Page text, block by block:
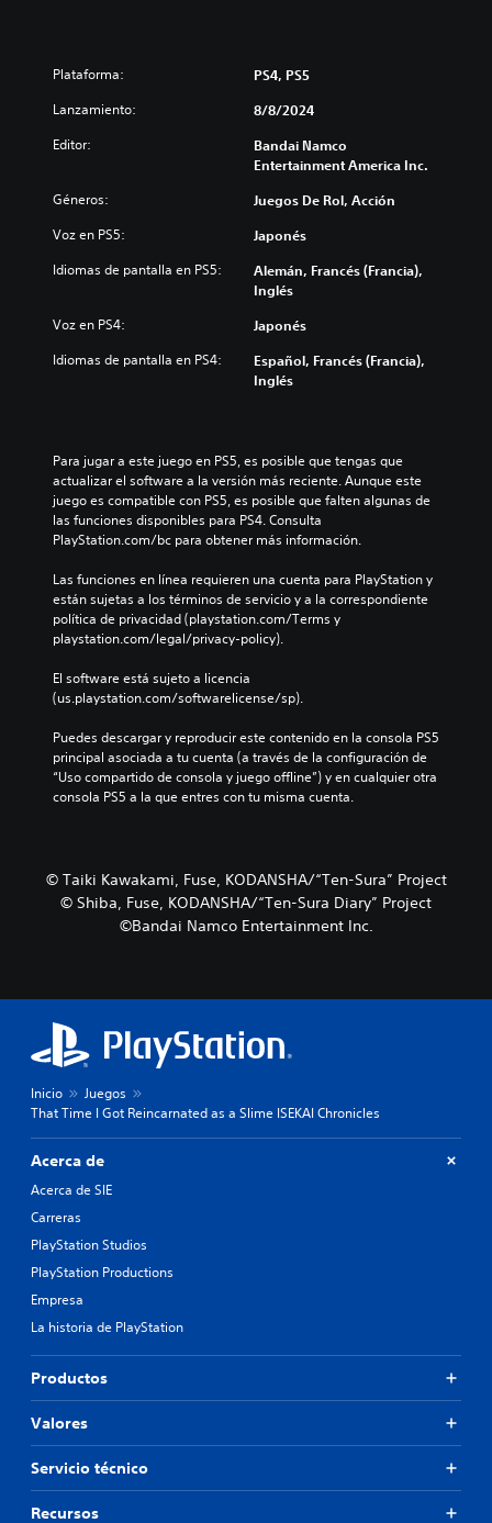
Plataforma: PS4, PS5
Lanzamiento: 8/8/2024
Editor:
Bandai Namco
Entertainment America Inc.
Géneros: Juegos De Rol, Acción
Voz en PS5: Japonés
Idiomas de pantalla en PS5:
Alemán, Francés (Francia),
Inglés
Voz en PS4: Japonés
Idiomas de pantalla en PS4:
Español, Francés (Francia),
Inglés
Para jugar a este juego en PS5, es posible que tengas que
actualizar el software a la versión más reciente. Aunque este
juego es compatible con PS5, es posible que falten algunas de
las funciones disponibles para PS4. Consulta
PlayStation.com/bc para obtener más información.
Las funciones en línea requieren una cuenta para PlayStation y
están sujetas a los términos de servicio y a la correspondiente
política de privacidad (playstation.com/Terms y
playstation.com/legal/privacy-policy).
El software está sujeto a licencia
(us.playstation.com/softwarelicense/sp).
Puedes descargar y reproducir este contenido en la consola PS5
principal asociada a tu cuenta (a través de la configuración de
“Uso compartido de consola y juego offline”) y en cualquier otra
consola PS5 a la que entres con tu misma cuenta.
© Taiki Kawakami, Fuse, KODANSHA/“Ten-Sura” Project
© Shiba, Fuse, KODANSHA/“Ten-Sura Diary” Project
©Bandai Namco Entertainment Inc.
Inicio
Juegos
That Time I Got Reincarnated as a Slime ISEKAI Chronicles
Acerca de
Acerca de SIE
Carreras
PlayStation Studios
PlayStation Productions
Empresa
La historia de PlayStation
Productos
Valores
Servicio técnico
Recursos